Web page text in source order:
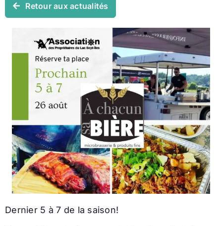
Retour aux actualités
Dernier 5 à 7 de la saison!